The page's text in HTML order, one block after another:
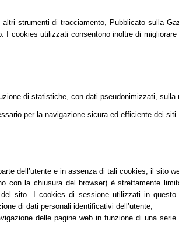
strumenti di tracciamento, Pubblicato sulla
cookies utilizzati consentono inoltre di
di statistiche, con dati pseudonimizzati, sulla
per la navigazione sicura ed efficiente dei siti.
dell’utente e in assenza di tali cookies, il sito
con la chiusura del browser) è strettamente
sito. I cookies di sessione utilizzati in
di dati personali identificativi dell’utente;
delle pagine web in funzione di una